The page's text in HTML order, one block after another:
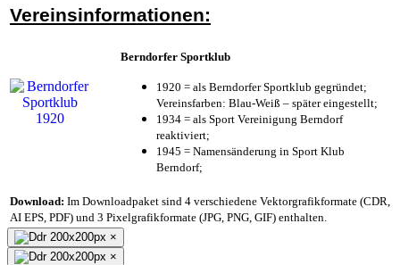
Vereinsinformationen:
Berndorfer Sportklub
1920 = als Berndorfer Sportklub gegründet;
Vereinsfarben: Blau-Weiß – später eingestellt;
1934 = als Sport Vereinigung Berndorf
reaktiviert;
1945 = Namensänderung in Sport Klub
Berndorf;
Download: Im Downloadpaket sind 4 verschiedene Vektorgrafikformate (CDR,
AI EPS, PDF) und 3 Pixelgrafikformate (JPG, PNG, GIF) enthalten.
×
×